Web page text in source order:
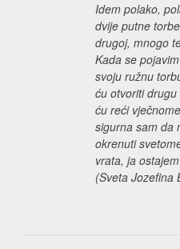
Idem polako,
dvije putne
drugoj, mnogo
Kada se
svoju ružnu
ću otvoriti
ću reći
sigurna sam da
okrenuti
vrata, ja
(Sveta Jozefina